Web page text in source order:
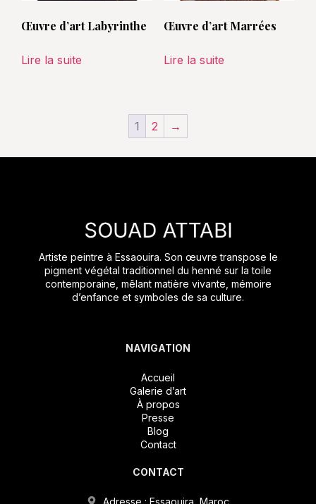
Œuvre d’art Labyrinthe
Lire la suite
Œuvre d’art Marrées
Lire la suite
1 2 →
Artiste peintre à Essaouira. Son œuvre transpose le
pigment végétal traditionnel du henné sur la toile
contemporaine, mêlant matière vivante, mémoire
d’enfance et symboles de sa culture.
NAVIGATION
Accueil
Galerie d’art
À propos
Presse
Blog
Contact
CONTACT
Adresse : Essaouira, Maroc